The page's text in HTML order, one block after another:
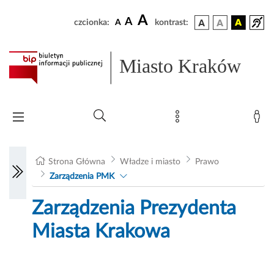
czcionka: A A A kontrast:
Miasto Kraków
Strona Główna Władze i miasto
Prawo
Zarządzenia PMK
Zarządzenia Prezydenta
Miasta Krakowa